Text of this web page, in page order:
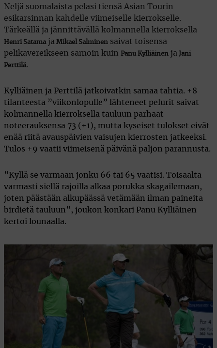
Neljä suomalaista pelasi tiensä Asian Tourin
esikarsinnan kahdelle viimeiselle kierrokselle.
Tärkeällä ja jännittävällä kolmannella kierroksella
Henri Satama ja Mikael Salminen saivat toisensa
pelikavereikseen samoin kuin Panu Kylliäinen ja Jani
Perttilä.
Kylliäinen ja Perttilä jatkoivatkin samaa tahtia. +8
tilanteesta ”viikonlopulle” lähteneet pelurit saivat
kolmannella kierroksella tauluun parhaat
noteerauksensa 73 (+1), mutta kyseiset tulokset eivät
enää riitä avauspäivien vaisujen kierrosten jatkeeksi.
Tulos +9 vaatii viimeisenä päivänä paljon parannusta.
”Kyllä se varmaan jonku 66 tai 65 vaatisi. Toisaalta
varmasti siellä rajoilla alkaa porukka skagailemaan,
joten päästään alkupäässä vetämään ilman paineita
birdietä tauluun”, joukon konkari Panu Kylliäinen
kertoi lounaalla.